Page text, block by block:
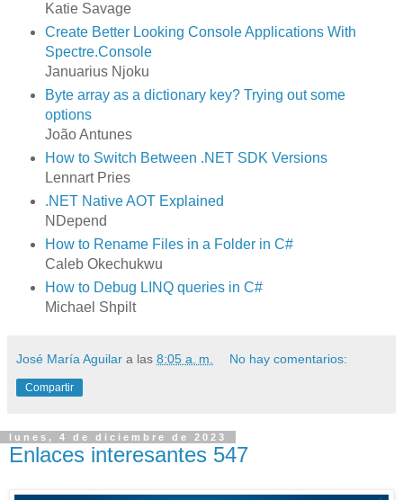
Katie Savage
Create Better Looking Console Applications With
Spectre.Console
Januarius Njoku
Byte array as a dictionary key? Trying out some
options
João Antunes
How to Switch Between .NET SDK Versions
Lennart Pries
.NET Native AOT Explained
NDepend
How to Rename Files in a Folder in C#
Caleb Okechukwu
How to Debug LINQ queries in C#
Michael Shpilt
José María Aguilar a las 8:05 a. m. No hay comentarios:
Compartir
lunes, 4 de diciembre de 2023
Enlaces interesantes 547